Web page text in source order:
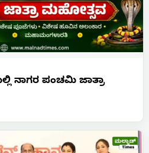
ನಾಗರ ಪಂಚಮಿ ಜಾತ್ರಾ